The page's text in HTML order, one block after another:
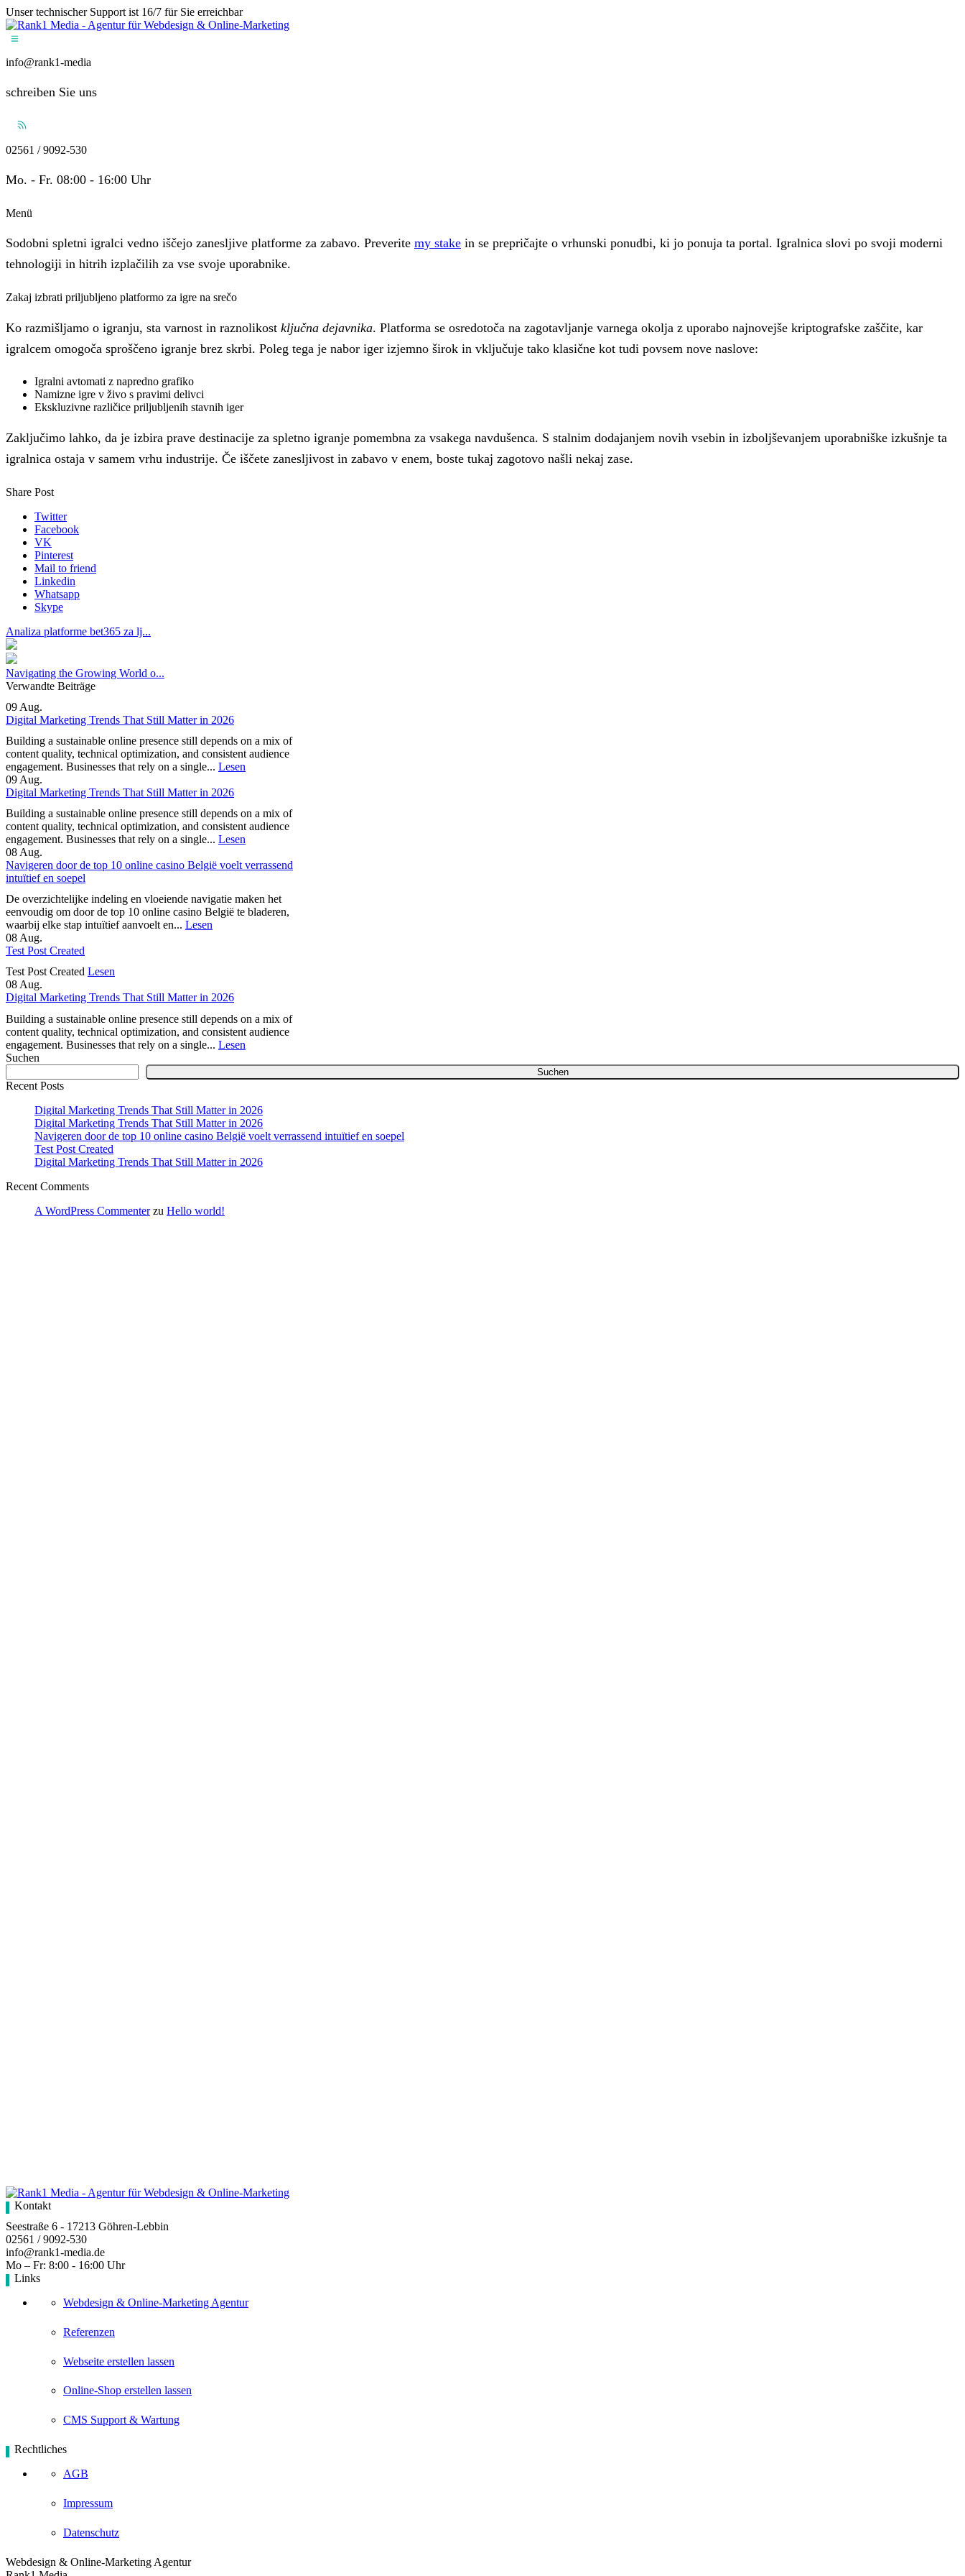
Unser technischer Support ist 16/7 für Sie erreichbar
info@rank1-media
schreiben Sie uns
02561 / 9092-530
Mo. - Fr. 08:00 - 16:00 Uhr
Menü
Sodobni spletni igralci vedno iščejo zanesljive platforme za zabavo. Preverite my stake in se prepričajte o vrhunski ponudbi, ki jo ponuja ta portal. Igralnica slovi po svoji moderni
tehnologiji in hitrih izplačilih za vse svoje uporabnike.
Zakaj izbrati priljubljeno platformo za igre na srečo
Ko razmišljamo o igranju, sta varnost in raznolikost ključna dejavnika. Platforma se osredotoča na zagotavljanje varnega okolja z uporabo najnovejše kriptografske zaščite, kar
igralcem omogoča sproščeno igranje brez skrbi. Poleg tega je nabor iger izjemno širok in vključuje tako klasične kot tudi povsem nove naslove:
Igralni avtomati z napredno grafiko
Namizne igre v živo s pravimi delivci
Ekskluzivne različice priljubljenih stavnih iger
Zaključimo lahko, da je izbira prave destinacije za spletno igranje pomembna za vsakega navdušenca. S stalnim dodajanjem novih vsebin in izboljševanjem uporabniške izkušnje ta
igralnica ostaja v samem vrhu industrije. Če iščete zanesljivost in zabavo v enem, boste tukaj zagotovo našli nekaj zase.
Share Post
Twitter
Facebook
VK
Pinterest
Mail to friend
Linkedin
Whatsapp
Skype
Analiza platforme bet365 za lj...
Navigating the Growing World o...
Verwandte Beiträge
09 Aug.
Digital Marketing Trends That Still Matter in 2026
Building a sustainable online presence still depends on a mix of
content quality, technical optimization, and consistent audience
engagement. Businesses that rely on a single... Lesen
09 Aug.
Digital Marketing Trends That Still Matter in 2026
Building a sustainable online presence still depends on a mix of
content quality, technical optimization, and consistent audience
engagement. Businesses that rely on a single... Lesen
08 Aug.
Navigeren door de top 10 online casino België voelt verrassend
intuïtief en soepel
De overzichtelijke indeling en vloeiende navigatie maken het
eenvoudig om door de top 10 online casino België te bladeren,
waarbij elke stap intuïtief aanvoelt en... Lesen
08 Aug.
Test Post Created
Test Post Created Lesen
08Aug.
Digital Marketing Trends That Still Matter in 2026
Building a sustainable online presence still depends on a mix of
content quality, technical optimization, and consistent audience
engagement. Businesses that rely on a single... Lesen
Suchen
Suchen
Recent Posts
Digital Marketing Trends That Still Matter in 2026
Digital Marketing Trends That Still Matter in 2026
Navigeren door de top 10 online casino België voelt verrassend intuïtief en soepel
Test Post Created
Digital Marketing Trends That Still Matter in 2026
Recent Comments
A WordPress Commenterzu Hello world!
Kontakt
Seestraße 6 - 17213 Göhren-Lebbin
02561 / 9092-530
info@rank1-media.de
Mo – Fr: 8:00 - 16:00 Uhr
Links
Webdesign & Online-Marketing Agentur
Referenzen
Webseite erstellen lassen
Online-Shop erstellen lassen
CMS Support & Wartung
Rechtliches
AGB
Impressum
Datenschutz
Webdesign & Online-Marketing Agentur